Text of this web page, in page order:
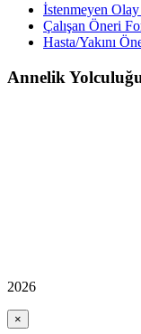
İstenmeyen
Çalışan Öneri
Hasta/Yakını
Annelik
2026
×